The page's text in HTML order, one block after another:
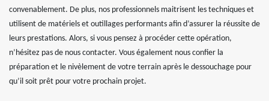
convenablement. De plus, nos professionnels maitrisent les techniques et
utilisent de matériels et outillages performants afin d’assurer la réussite de
leurs prestations. Alors, si vous pensez à procéder cette opération,
n’hésitez pas de nous contacter. Vous également nous confier la
préparation et le nivèlement de votre terrain après le dessouchage pour
qu’il soit prêt pour votre prochain projet.